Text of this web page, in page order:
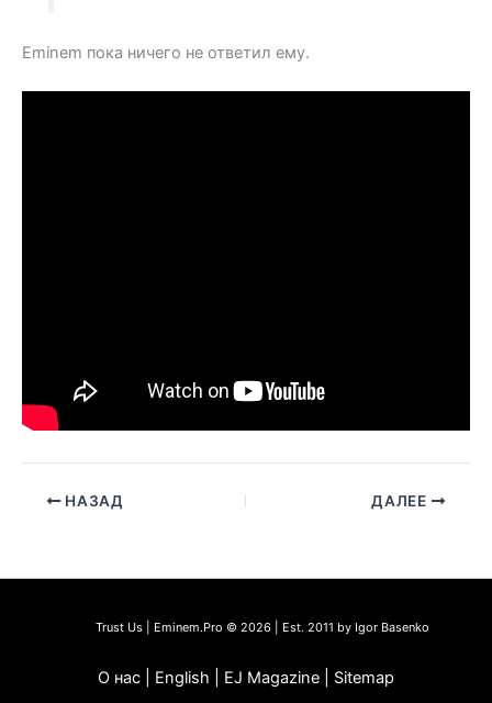
Eminem пока ничего не ответил ему.
НАЗАД ДАЛЕЕ
Trust Us | Eminem.Pro © 2026 | Est. 2011 by Igor Basenko
О нас | English | EJ Magazine | Sitemap